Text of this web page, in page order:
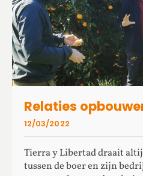
Relaties
Tierra y Libertad draait
tussen de boer en zijn
12/03/2022